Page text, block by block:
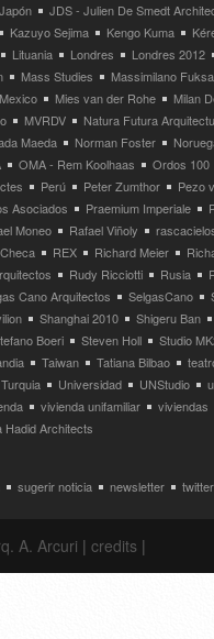
Japón
JDS - Julien De Smedt
Kazuyo Sejima Kengo Kuma
Lituania Londres
Londres 2012
Mass Studies
Massimilano
Mexico Mies van der Rohe
Milan
MVRDV
Natura Futura
Maeda Norman Foster
OMA - Rem Koolhaas
Ordos 100
Perú Peter Zumthor
Pezo
Asociados Praemium Imperiale
Moneo Rafael Viñoly
REX Richard Meier
Rudy Ricciotti Rusia
Cano Arquitectos SelgasCano
Shanghai 2010
Shigeru Ban
Boeri Steven Holl
Studio
Taiwan Tatiana Bilbao
Turquia Universidad UNStudio
vivienda unifamiliar
viviendas
Hadid Architects
sugerir noticia newsletter twitter
A. Arcuri | credits |